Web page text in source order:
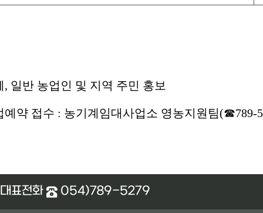
일반 농업인 및 지역 주민 홍보
예약 접수 : 농기계임대사업소 영농지원팀(☎789-
대표전화 054)789-5279